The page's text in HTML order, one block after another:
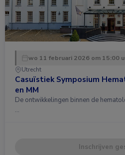
wo 11 februari 2026 om 15:00
Utrecht
Casuïstiek Symposium
en MM
De ontwikkelingen binnen de
…
Inschrijven